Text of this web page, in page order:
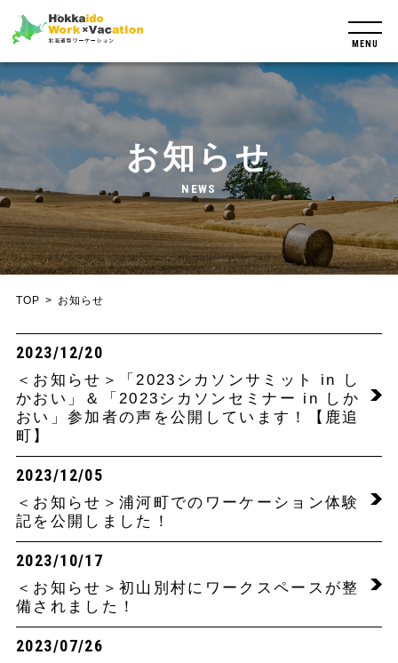
MENU
お知らせ
NEWS
TOP お知らせ
2023/12/20
＜お知らせ＞「2023シカソンサミット in し
かおい」＆「2023シカソンセミナー in しか
おい」参加者の声を公開しています！【鹿追
町】
2023/12/05
＜お知らせ＞浦河町でのワーケーション体験
記を公開しました！
2023/10/17
＜お知らせ＞初山別村にワークスペースが整
備されました！
2023/07/26